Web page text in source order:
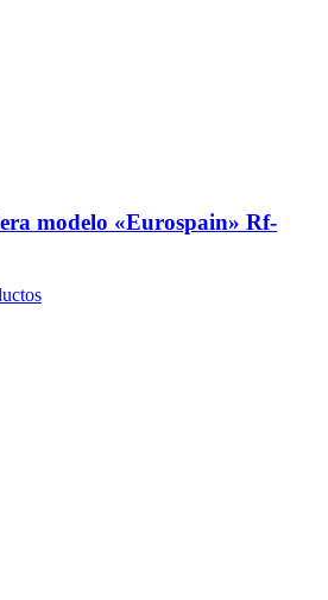
modelo «Eurospain» Rf-